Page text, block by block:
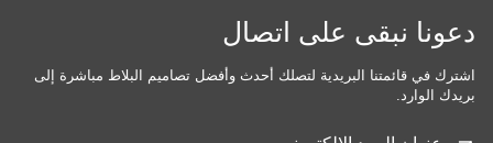
دعونا نبقى على اتصال
اشترك في قائمتنا البريدية لتصلك أحدث وأفضل تصاميم البلاط مباشرة إلى
بريدك الوارد.